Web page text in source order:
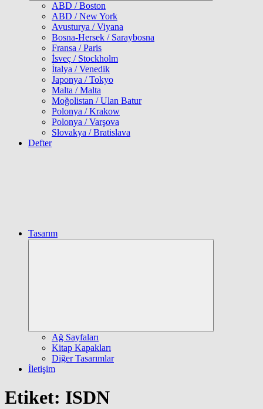
ABD / Boston
ABD / New York
Avusturya / Viyana
Bosna-Hersek / Saraybosna
Fransa / Paris
İsveç / Stockholm
İtalya / Venedik
Japonya / Tokyo
Malta / Malta
Moğolistan / Ulan Batur
Polonya / Krakow
Polonya / Varşova
Slovakya / Bratislava
Defter
Tasarım
Ağ Sayfaları
Kitap Kapakları
Diğer Tasarımlar
İletişim
Etiket: ISDN